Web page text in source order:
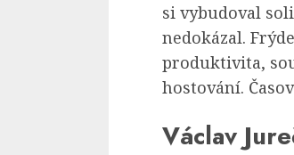
si vybudoval
nedokázal.
produktivita,
hostování.
Václav